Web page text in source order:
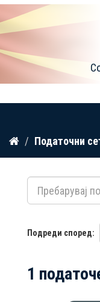
Прескокнете
содржина
Податочни
Подреди според
1